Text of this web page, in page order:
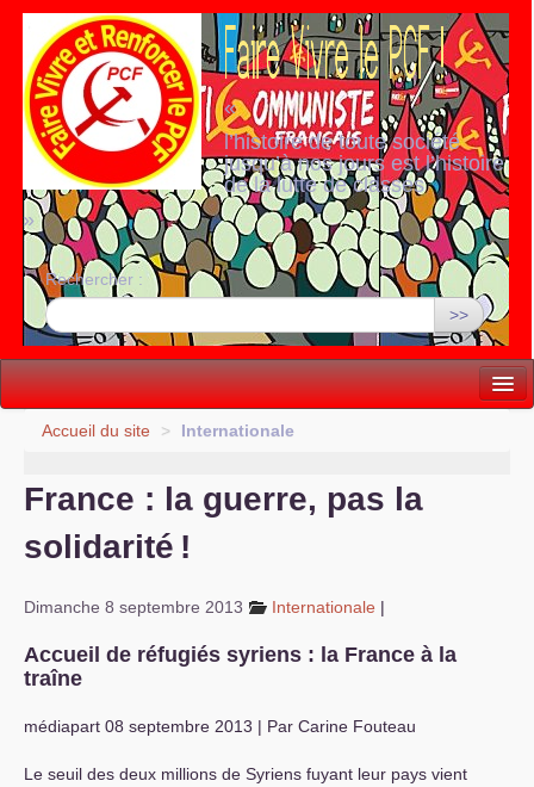
«
l’histoire de toute société
jusqu’à nos jours est l’histoire
de la lutte de classes
»
Rechercher :
>>
Vie politique
Comprendre...
Vie du site
Accueil du site > Internationale
France : la guerre, pas la
solidarité !
Dimanche 8 septembre 2013 Internationale |
Accueil de réfugiés syriens : la France à la
traîne
médiapart 08 septembre 2013 | Par Carine Fouteau
Le seuil des deux millions de Syriens fuyant leur pays vient